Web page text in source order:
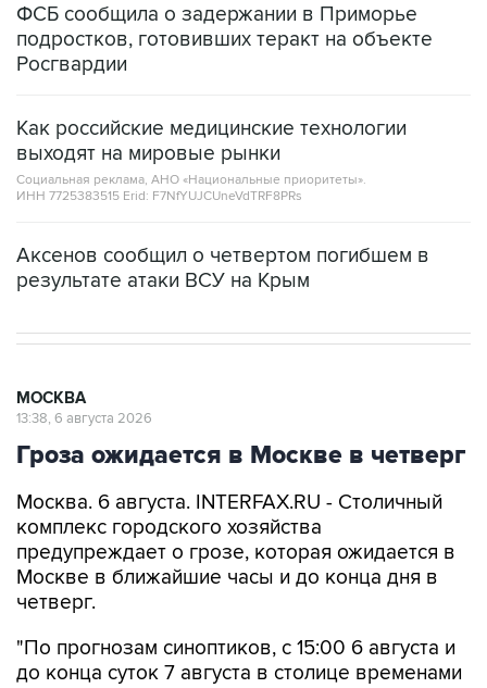
ФСБ сообщила о задержании в Приморье
подростков, готовивших теракт на объекте
Росгвардии
Как российские медицинские технологии
выходят на мировые рынки
Социальная реклама, АНО «Национальные приоритеты».
ИНН 7725383515 Erid: F7NfYUJCUneVdTRF8PRs
Аксенов сообщил о четвертом погибшем в
результате атаки ВСУ на Крым
МОСКВА
13:38, 6 августа 2026
Гроза ожидается в Москве в четверг
Москва. 6 августа. INTERFAX.RU - Столичный
комплекс городского хозяйства
предупреждает о грозе, которая ожидается в
Москве в ближайшие часы и до конца дня в
четверг.
"По прогнозам синоптиков, с 15:00 6 августа и
до конца суток 7 августа в столице временами